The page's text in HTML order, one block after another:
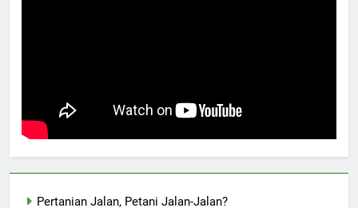
Pertanian Jalan, Petani Jalan-Jalan?